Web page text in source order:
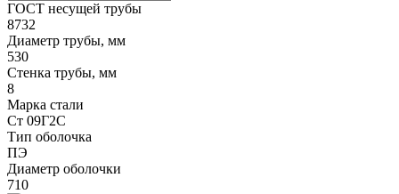
ГОСТ несущей трубы
8732
Диаметр трубы, мм
530
Стенка трубы, мм
8
Марка стали
Ст 09Г2С
Тип оболочка
ПЭ
Диаметр оболочки
710